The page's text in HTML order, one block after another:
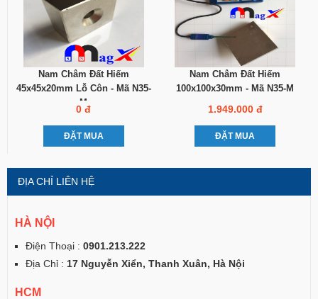
Nam Châm Đất Hiếm
45x45x20mm Lỗ Côn - Mã N35-
M
0 đ
ĐẶT MUA
Nam Châm Đất Hiếm
100x100x30mm - Mã N35-M
1.949.000 đ
ĐẶT MUA
ĐỊA CHỈ LIÊN HỆ
HÀ NỘI
Điện Thoại : 0901.213.222
Địa Chỉ : 17 Nguyễn Xiển, Thanh Xuân, Hà Nội
HCM